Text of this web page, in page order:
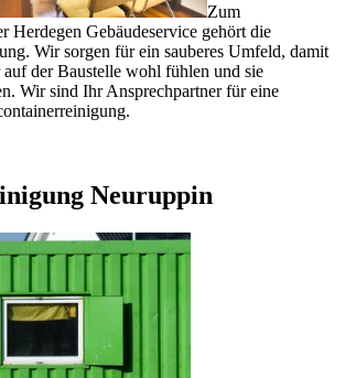
Zum
Herdegen Gebäudeservice gehört die
Wir sorgen für ein sauberes Umfeld, damit
der Baustelle wohl fühlen und sie
Wir sind Ihr Ansprechpartner für eine
Neuruppin